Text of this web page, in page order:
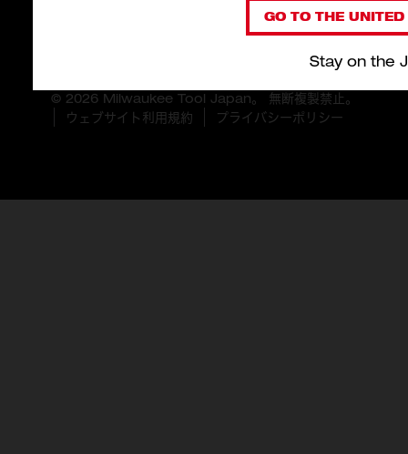
GO TO THE
Stay on the
© 2026 Milwaukee Tool Japan。 無断複製禁止。
ウェブサイト利用規約
プライバシーポリシー